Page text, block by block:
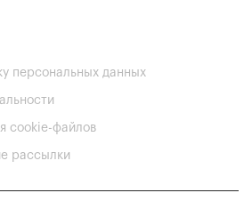
персональных данных
cookie-файлов
рассылки